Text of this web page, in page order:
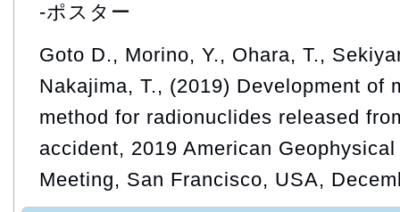
-ポスター
Goto D., Morino, Y., Ohara, T.,
Nakajima, T., (2019) Development of
method for radionuclides released
accident, 2019 American
Meeting, San Francisco, USA,